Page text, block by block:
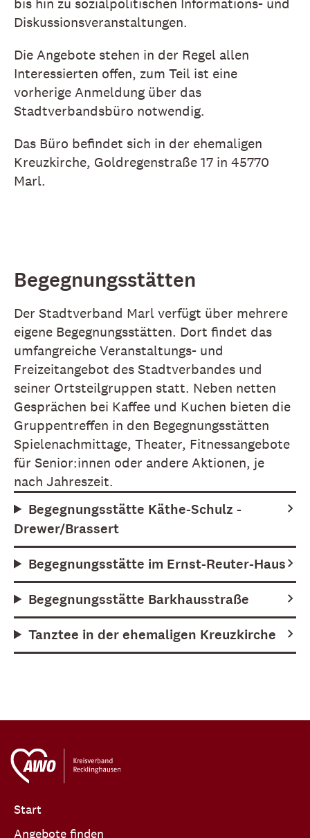
Diskussionsveranstaltungen.
Die Angebote stehen in der Regel allen
Interessierten offen, zum Teil ist eine
vorherige Anmeldung über das
Stadtverbandsbüro notwendig.
Das Büro befindet sich in der ehemaligen
Kreuzkirche, Goldregenstraße 17 in 45770
Marl.
Begegnungsstätten
Der Stadtverband Marl verfügt über mehrere
eigene Begegnungsstätten. Dort findet das
umfangreiche Veranstaltungs- und
Freizeitangebot des Stadtverbandes und
seiner Ortsteilgruppen statt. Neben netten
Gesprächen bei Kaffee und Kuchen bieten die
Gruppentreffen in den Begegnungsstätten
Spielenachmittage, Theater, Fitnessangebote
für Senior:innen oder andere Aktionen, je
nach Jahreszeit.
Begegnungsstätte Käthe-Schulz -
Drewer/Brassert
Begegnungsstätte im Ernst-Reuter-Haus
Begegnungsstätte Barkhausstraße
Tanztee in der ehemaligen Kreuzkirche
Start
Angebote finden